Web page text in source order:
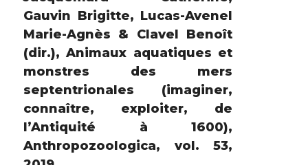
Gauvin Brigitte, Lucas-Avenel
Marie-Agnès & Clavel Benoît
(dir.), Animaux aquatiques et
monstres des mers
septentrionales (imaginer,
connaître, exploiter, de
l’Antiquité à 1600),
Anthropozoologica, vol. 53,